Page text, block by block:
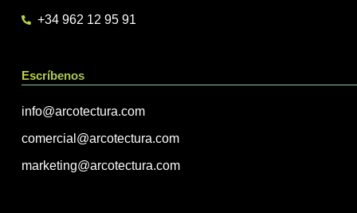
+34 962 12 95 91
Escríbenos
info@arcotectura.com
comercial@arcotectura.com
marketing@arcotectura.com